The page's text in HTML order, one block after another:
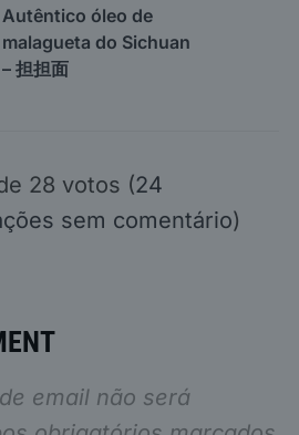
Autêntico óleo de
malagueta do Sichuan
– 担担面
28 votos (24
sem comentário)
email não será